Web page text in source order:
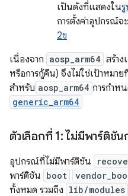
เป็นดังที่แสดงใน
การตั้งค่าอุปกรณ์จ
2ข
เนื่องจาก aosp_arm64 สร้าง
หรือการกู้คืน) จึงไม่ใช่เป้าหมา
สำหรับ aosp_arm64 การกำห
generic_arm64
ตัวเลือกที่ 1: ไม่มีพาร์ติชัน
อุปกรณ์ที่ไม่มีพาร์ติชัน
พาร์ติชัน boot
ทั้งหมด รวมถึง lib/modules